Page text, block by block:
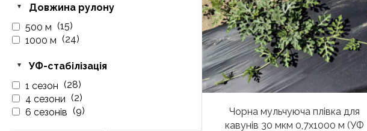
Довжина рулону
500 м (15)
1000 м (24)
УФ-стабілізація
1 сезон (28)
4 сезони (2)
6 сезонів (9)
Чорна мульчуюча плівка для
кавунів 30 мкм 0,7х1000 м (УФ